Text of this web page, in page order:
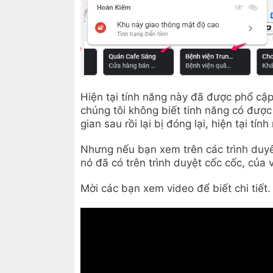
Hiện tại tính năng này đã được phổ
chúng tôi không biết tinh năng có
gian sau rồi lại bị đóng lại, hiện tại
Nhưng nếu bạn xem trên các trình
nó đã có trên trình duyệt cốc cốc, của
Mời các bạn xem video để biết chi tiết.